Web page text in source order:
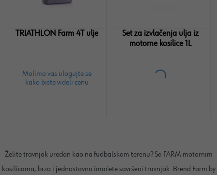
TRIATHLON Farm 4T ulje
Molimo vas ulogujte se
kako biste videli cenu
Set za izvlačenja ulja iz
motorne kosilice 1L
Želite travnjak uredan kao na fudbalskom terenu? Sa FARM motornim
kosilicama, brzo i jednostavno imaćete savršeni travnjak. Brend Farm by